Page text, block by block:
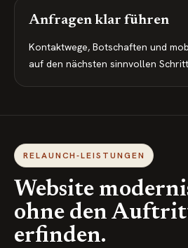
Anfragen klar führen
Kontaktwege, Botschaften und
auf den nächsten sinnvollen
RELAUNCH-LEISTUNGEN
Website
ohne den
erfinden.